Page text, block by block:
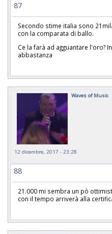
87
Secondo stime italia sono
con la comparata di ballo.
Ce la farà ad agguantare l'oro?
abbastanza
Waves of Music
12 dicembre, 2017 - 23:28
88
21.000 mi sembra un pò
con il tempo arriverà alla